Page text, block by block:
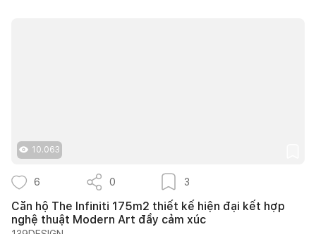
10.063
6 0 3
Căn hộ The Infiniti 175m2 thiết kế hiện đại kết hợp
nghệ thuật Modern Art đầy cảm xúc